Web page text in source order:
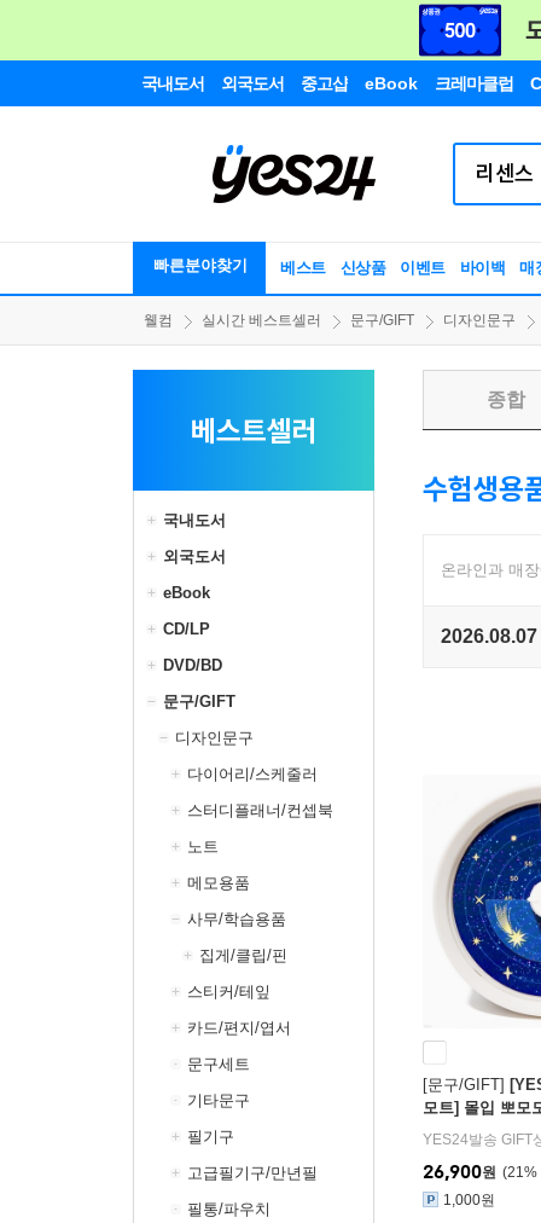
국내도서 외국도서 중고샵 eBook 크레마클럽
빠른분야찾기 베스트 신상품 이벤트 바이백 매
웰컴 실시간 베스트셀러 문구/GIFT 디자인문구
베스트셀러
국내도서
외국도서
eBook
CD/LP
DVD/BD
문구/GIFT
디자인문구
다이어리/스케줄러
스터디플래너/컨셉북
노트
메모용품
사무/학습용품
집게/클립/핀
스티커/테잎
카드/편지/엽서
문구세트
기타문구
필기구
고급필기구/만년필
필통/파우치
종합
수험생용
온라인과 매
[문구/GIFT]
모트] 몰입 뽀모
말해봐
YES24발송 GIFT
21%
26,900원
1,000원